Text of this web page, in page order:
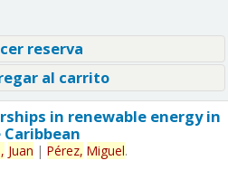
reserva
al carrito
in renewable energy in
Juan | Pérez, Miguel.